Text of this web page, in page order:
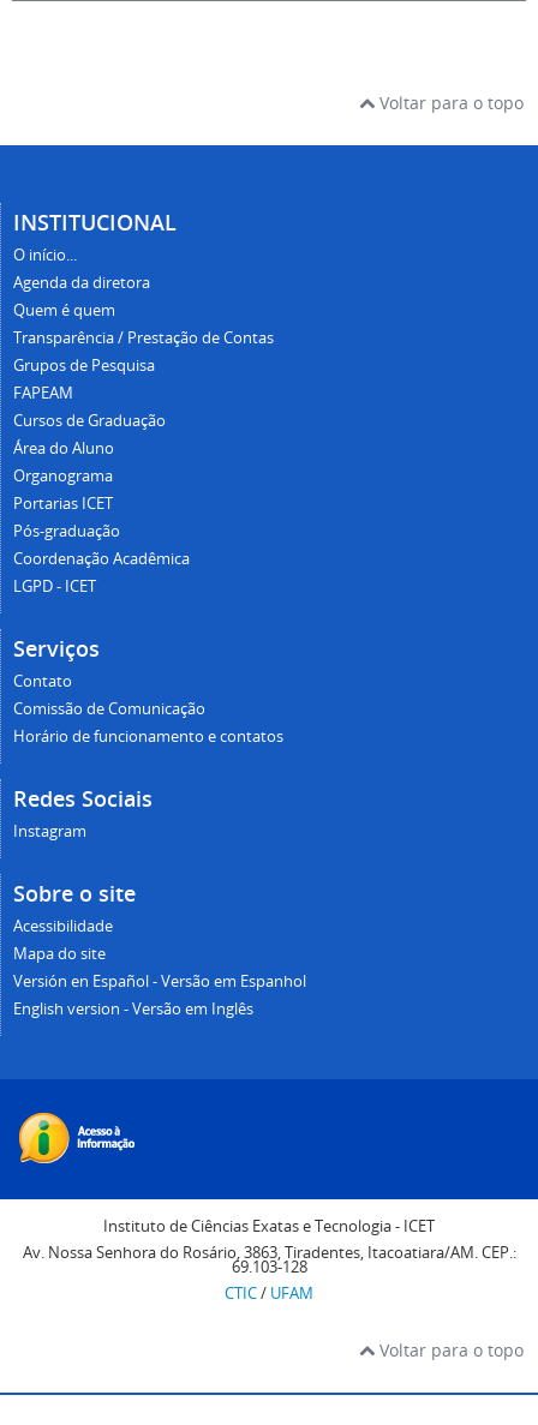
Voltar para o topo
INSTITUCIONAL
O início...
Agenda da diretora
Quem é quem
Transparência / Prestação de Contas
Grupos de Pesquisa
FAPEAM
Cursos de Graduação
Área do Aluno
Organograma
Portarias ICET
Pós-graduação
Coordenação Acadêmica
LGPD - ICET
Serviços
Contato
Comissão de Comunicação
Horário de funcionamento e contatos
Redes Sociais
Instagram
Sobre o site
Acessibilidade
Mapa do site
Versión en Español - Versão em Espanhol
English version - Versão em Inglês
Instituto de Ciências Exatas e Tecnologia - ICET
Av. Nossa Senhora do Rosário, 3863, Tiradentes, Itacoatiara/AM. CEP.:
69.103-128
CTIC/ UFAM
Voltar para o topo